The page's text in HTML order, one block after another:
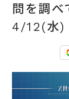
問を調べ
4/12(水)